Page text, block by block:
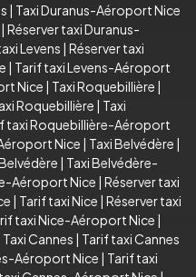
| Taxi Duranus-Aéroport Nice
| Réserver taxi Duranus-
Levens | Réserver taxi
| Tarif taxi Levens-Aéroport
Nice | Taxi Roquebillière |
Roquebillière | Taxi
taxi Roquebillière-Aéroport
Nice | Taxi Belvédère |
| Taxi Belvédère-
Aéroport Nice | Réserver taxi
| Tarif taxi Nice | Réserver taxi
taxi Nice-Aéroport Nice |
Taxi Cannes | Tarif taxi Cannes
Aéroport Nice | Tarif taxi